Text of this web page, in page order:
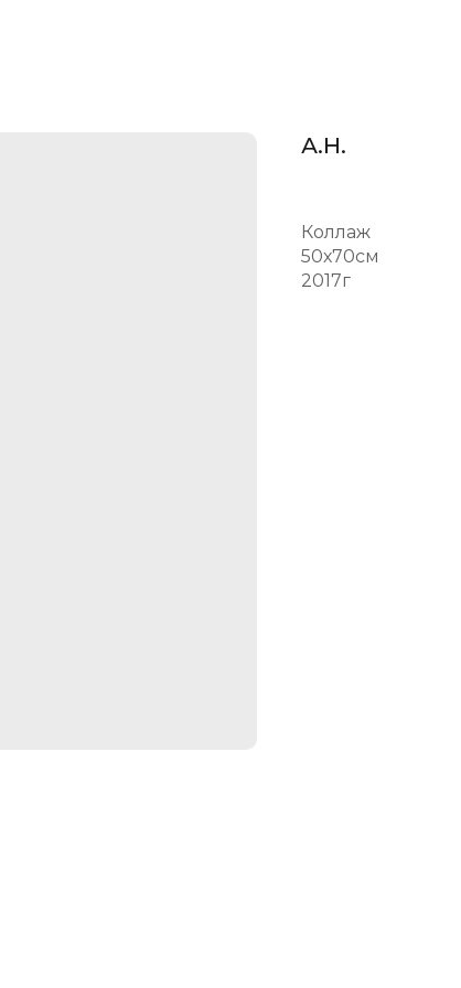
А.Н.
Коллаж
50х70см
2017г